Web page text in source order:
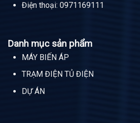
Điện thoại:0971169111
Danh mục sản phẩm
MÁY BIẾN ÁP
TRẠM ĐIỆN TỦ ĐIỆN
DỰ ÁN